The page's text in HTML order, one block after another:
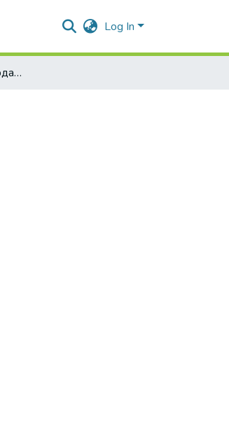
Log In
Проєкт сільськогосподарської СЕС потужністю 30 КВт